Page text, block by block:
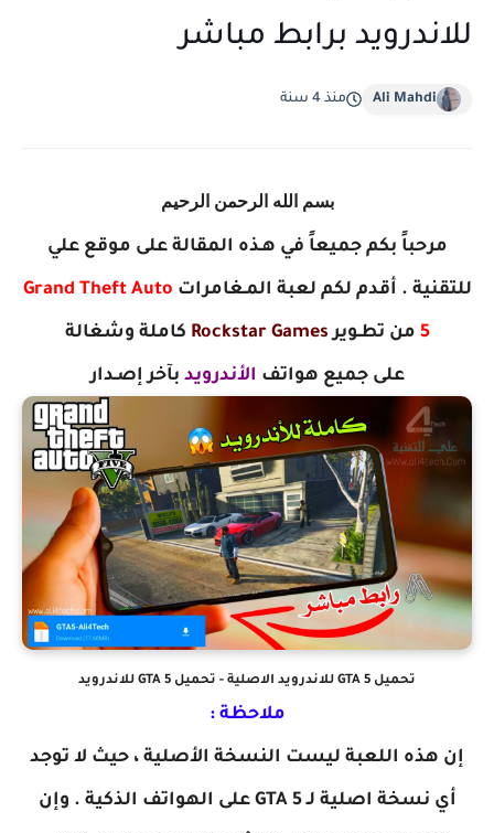
للاندرويد برابط مباشر
Ali Mahdi منذ 4 سنة
بسم الله الرحمن الرحيم
مرحباً بكم جميعاً في هـذه المقالة على موقع علي
للتقنية . أقدم لكم لعبة المـغامرات Grand Theft Auto
5 من تطـويرRockstar Games كاملة وشغالة
على جميع هواتف الأندرويد بآخر إصـدار
تحميل GTA 5 للاندرويد الاصلية - تحميل GTA 5 للاندرويد
ملاحظة :
إن هذه اللعبة ليست النسخة الأصلية ، حيث لا توجد
أي نسخة اصلية لـ GTA 5 على الهواتف الذكية . وإن